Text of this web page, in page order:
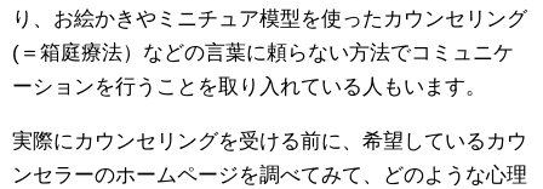
り、お絵かきやミニチュア模型を使ったカウンセリング
(＝箱庭療法）などの言葉に頼らない方法でコミュニケ
ーションを行うことを取り入れている人もいます。
実際にカウンセリングを受ける前に、希望しているカウ
ンセラーのホームページを調べてみて、どのような心理